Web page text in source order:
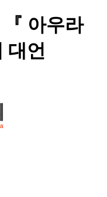
『 아우라
대언